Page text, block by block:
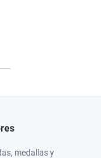
medallas y